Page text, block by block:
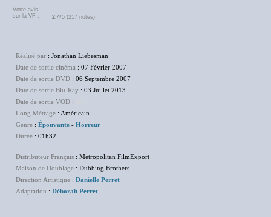
Votre avis
sur la VF :
2.4/5 (217 notes)
Réalisé par : Jonathan Liebesman
Date de sortie cinéma : 07 Février 2007
Date de sortie DVD : 06 Septembre 2007
Date de sortie Blu-Ray : 03 Juillet 2013
Date de sortie VOD :
Long Métrage : Américain
Genre : Épouvante - Horreur
Durée : 01h32
Distributeur Français : Metropolitan FilmExport
Maison de Doublage : Dubbing Brothers
Direction Artistique : Danielle Perret
Adaptation : Déborah Perret